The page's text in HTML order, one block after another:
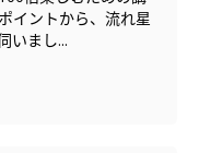
イントから、流れ星
いまし...